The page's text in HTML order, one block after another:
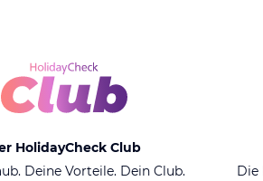
HolidayCheck Club
Deine Vorteile. Dein Club.
Die